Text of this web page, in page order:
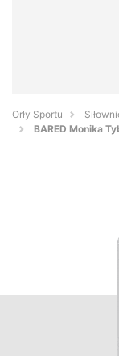
Orły Sportu
BARED Monika